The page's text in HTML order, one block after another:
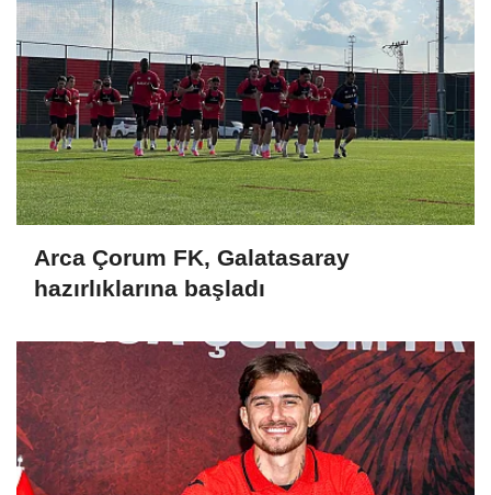
Arca Çorum FK, Galatasaray
hazırlıklarına başladı